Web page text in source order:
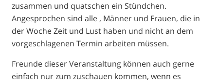
zusammen und quatschen ein Stündchen.
Angesprochen sind alle , Männer und Frauen, die in
der Woche Zeit und Lust haben und nicht an dem
vorgeschlagenen Termin arbeiten müssen.
Freunde dieser Veranstaltung können auch gerne
einfach nur zum zuschauen kommen, wenn es